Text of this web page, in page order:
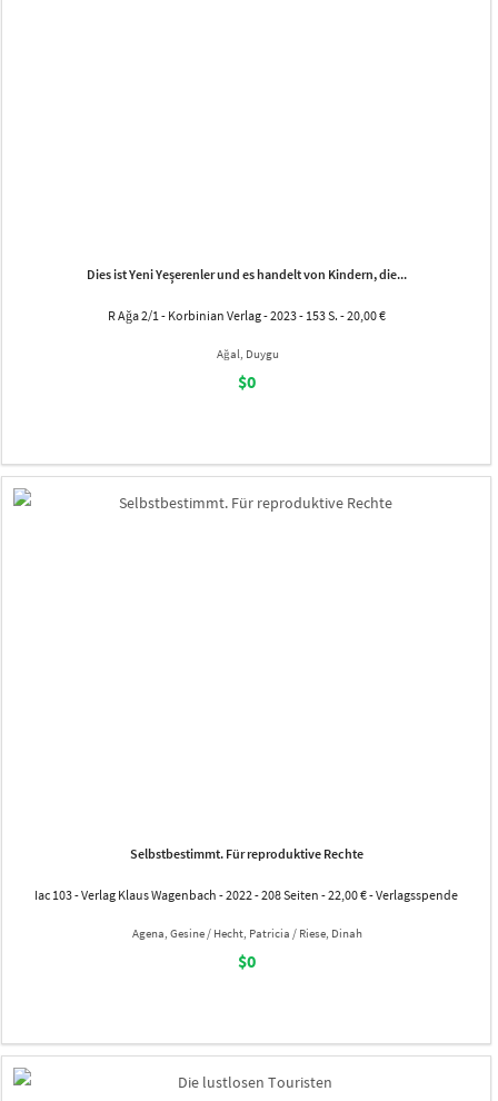
Dies ist Yeni Yeşerenler und es handelt von Kindern, die...
R Ağa 2/1 - Korbinian Verlag - 2023 - 153 S. - 20,00 €
Ağal, Duygu
$0
Selbstbestimmt. Für reproduktive Rechte
Iac 103 - Verlag Klaus Wagenbach - 2022 - 208 Seiten - 22,00 € - Verlagsspende
Agena, Gesine / Hecht, Patricia / Riese, Dinah
$0